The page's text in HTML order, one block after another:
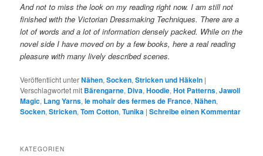
And not to miss the look on my reading right now. I am still not
finished with the Victorian Dressmaking Techniques. There are a
lot of words and a lot of information densely packed. While on the
novel side I have moved on by a few books, here a real reading
pleasure with many lively described scenes.
Veröffentlicht unterNähen,Socken,Stricken und Häkeln |
Verschlagwortet mit Bärengarne, Diva,Hoodie,Hot Patterns,Jawoll
Magic, Lang Yarns,le mohair des fermes de France,Nähen,
Socken,Stricken,Tom Cotton,Tunika |Schreibe einen Kommentar
KATEGORIEN